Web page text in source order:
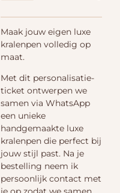
Maak jouw eigen luxe
kralenpen volledig op
maat.
Met dit personalisatie-
ticket ontwerpen we
samen via WhatsApp
een unieke
handgemaakte luxe
kralenpen die perfect bij
jouw stijl past. Na je
bestelling neem ik
persoonlijk contact met